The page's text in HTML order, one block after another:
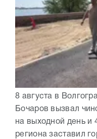
8 августа в
Бочаров вызвал
на выходной день и
региона заставил